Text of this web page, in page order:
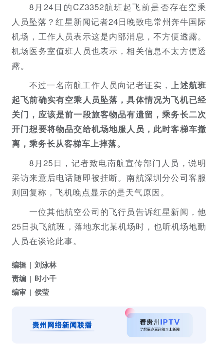
8月24日的CZ3352航班起飞前是否存在空乘
人员坠落？红星新闻记者24日晚致电常州奔牛国际
机场，工作人员表示这是内部消息，不方便透露。
机场医务室值班人员也表示，相关信息不太方便透
露。
不过一名南航工作人员向记者证实，上述航班
起飞前确实有空乘人员坠落，具体情况为飞机已经
关门，应该是前一段旅客物品有遗留，乘务长二次
开门想要将物品交给机场地服人员，此时客梯车撤
离，乘务长从客梯车上摔落。
8月25日，记者致电南航宣传部门人员，说明
采访来意后电话随即被挂断。南航深圳分公司客服
则回复称，飞机晚点显示的是天气原因。
一位其他航空公司的飞行员告诉红星新闻，他
25日执飞航班，落地东北某机场时，也听机场地勤
人员在谈论此事。
编辑
刘泳林
责编
时小千
编审
侯莹